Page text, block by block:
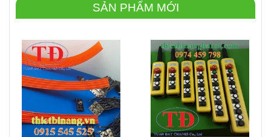
SẢN PHẨM MỚI